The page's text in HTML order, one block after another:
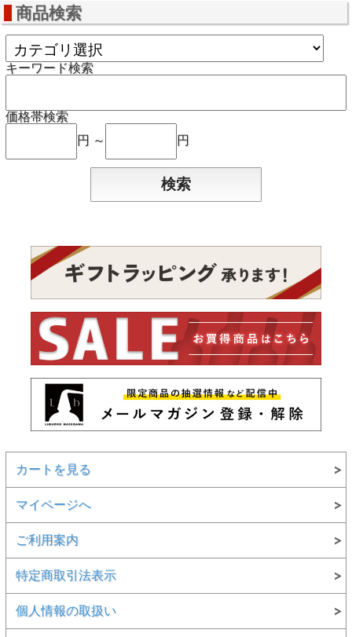
商品検索
キーワード検索
価格帯検索
円 ～
円
カートを見る
マイページへ
ご利用案内
特定商取引法表示
個人情報の取扱い